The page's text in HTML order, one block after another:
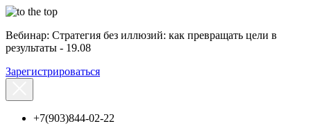
Вебинар: Стратегия без иллюзий: как превращать цели в
результаты - 19.08
Зарегистрироваться
+7(903)844-02-22